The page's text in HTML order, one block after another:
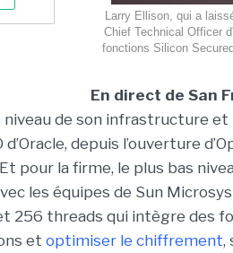
Larry Ellison, qui a
Chief Technical Officer
fonctions Silicon
En direct de San
niveau de son infrastructure
d’Oracle, depuis l’ouverture
pour la firme, le plus bas
les équipes de Sun
256 threads qui intègre des
et optimiser le chiffrement,